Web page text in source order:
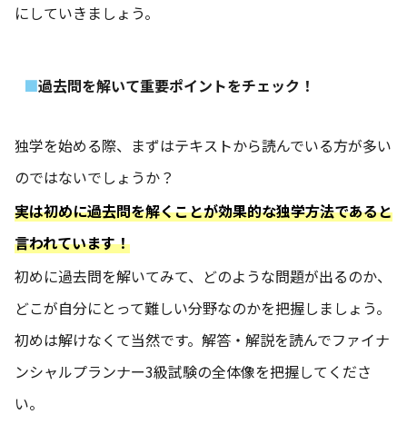
にしていきましょう。
過去問を解いて重要ポイントをチェック！
独学を始める際、まずはテキストから読んでいる方が多い
のではないでしょうか？
実は初めに過去問を解くことが効果的な独学方法であると
言われています！
初めに過去問を解いてみて、どのような問題が出るのか、
どこが自分にとって難しい分野なのかを把握しましょう。
初めは解けなくて当然です。解答・解説を読んでファイナ
ンシャルプランナー3級試験の全体像を把握してくださ
い。